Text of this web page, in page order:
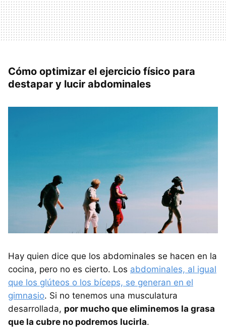
Cómo optimizar el ejercicio físico para
destapar y lucir abdominales
Hay quien dice que los abdominales se hacen en la
cocina, pero no es cierto. Los abdominales, al igual
que los glúteos o los bíceps, se generan en el
gimnasio. Si no tenemos una musculatura
desarrollada, por mucho que eliminemos la grasa
que la cubre no podremos lucirla.